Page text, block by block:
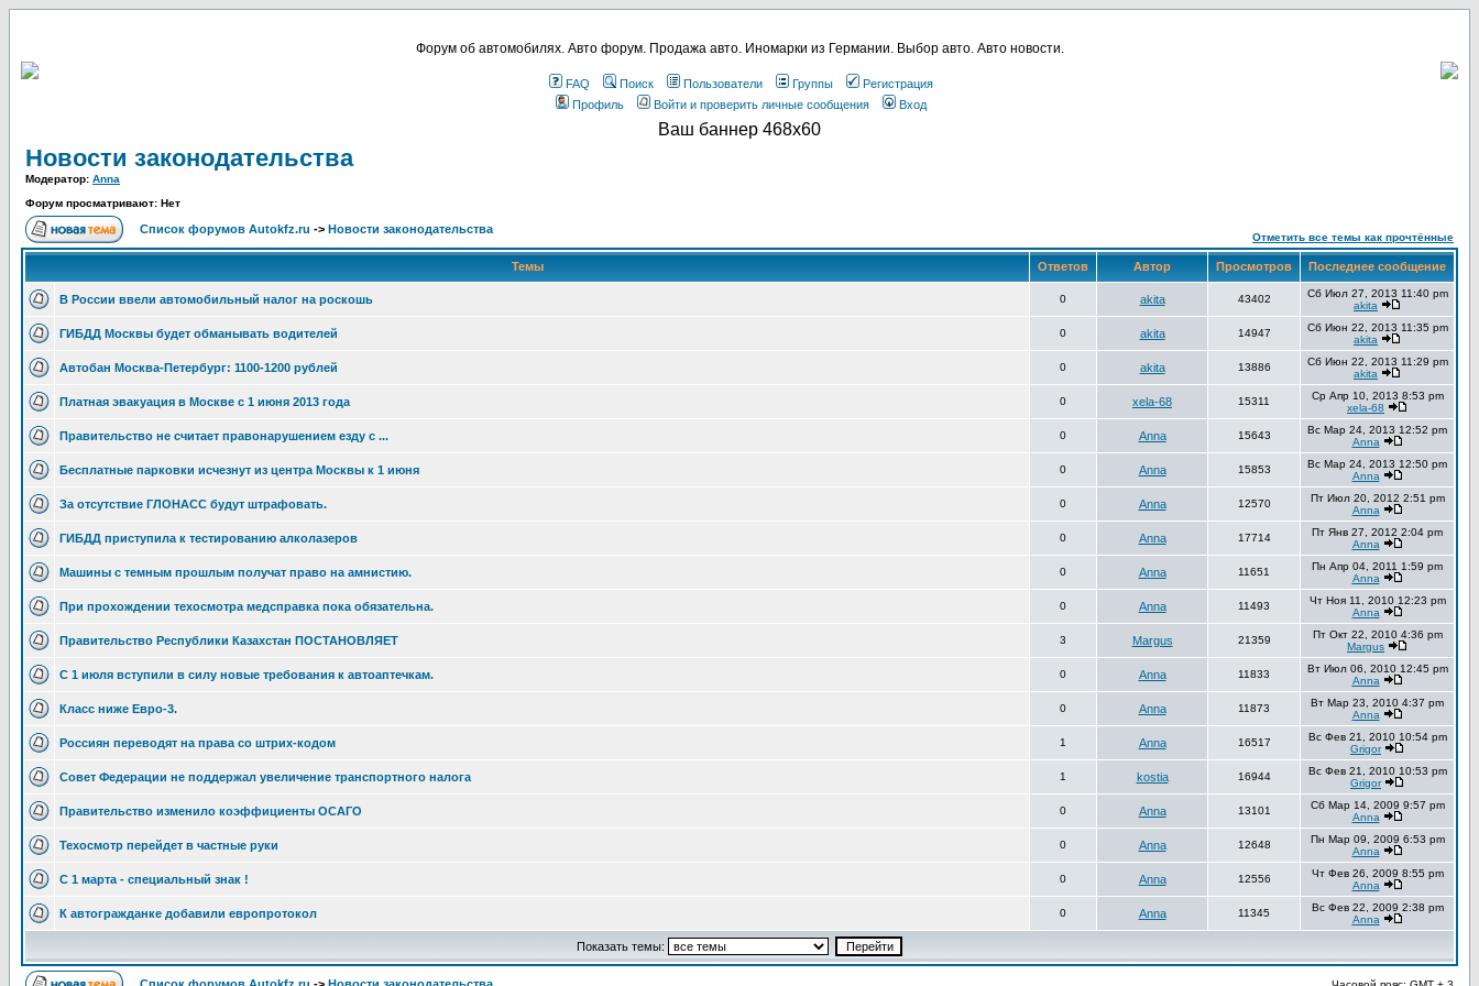
Форум об автомобилях. Авто форум. Продажа авто. Иномарки из Германии. Выбор авто. Авто новости.
FAQ Поиск Пользователи Группы
Регистрация
Профиль
Войти и проверить личные сообщения Вход
Ваш баннер 468x60
Новости законодательства
Модератор: Anna
Форум просматривают: Нет
Список форумов Autokfz.ru -> Новости законодательства
Отметить все темы как прочтённые
Темы Ответов Автор Просмотров Последнее сообщение
В России ввели автомобильный налог на роскошь 0 akita 43402
Сб Июл 27, 2013 11:40 pm
akita
ГИБДД Москвы будет обманывать водителей 0 akita 14947
Сб Июн 22, 2013 11:35 pm
akita
Автобан Москва-Петербург: 1100-1200 рублей 0 akita 13886
Сб Июн 22, 2013 11:29 pm
akita
Платная эвакуация в Москве с 1 июня 2013 года 0 xela-68 15311
Ср Апр 10, 2013 8:53 pm
xela-68
Правительство не считает правонарушением езду с ... 0 Anna 15643
Вс Мар 24, 2013 12:52 pm
Anna
Бесплатные парковки исчезнут из центра Москвы к 1 июня 0 Anna 15853
Вс Мар 24, 2013 12:50 pm
Anna
За отсутствие ГЛОНАСС будут штрафовать. 0 Anna 12570
Пт Июл 20, 2012 2:51 pm
Anna
ГИБДД приступила к тестированию алколазеров 0 Anna 17714
Пт Янв 27, 2012 2:04 pm
Anna
Машины с темным прошлым получат право на амнистию. 0 Anna 11651
Пн Апр 04, 2011 1:59 pm
Anna
При прохождении техосмотра медсправка пока обязательна. 0 Anna 11493
Чт Ноя 11, 2010 12:23 pm
Anna
Правительство Республики Казахстан ПОСТАНОВЛЯЕТ 3 Margus 21359
Пт Окт 22, 2010 4:36 pm
Margus
С 1 июля вступили в силу новые требования к автоаптечкам. 0 Anna 11833
Вт Июл 06, 2010 12:45 pm
Anna
Класс ниже Евро-3. 0 Anna 11873
Вт Мар 23, 2010 4:37 pm
Anna
Россиян переводят на права со штрих-кодом 1 Anna 16517
Вс Фев 21, 2010 10:54 pm
Grigor
Совет Федерации не поддержал увеличение транспортного налога 1 kostia 16944
Вс Фев 21, 2010 10:53 pm
Grigor
Правительство изменило коэффициенты ОСАГО 0 Anna 13101
Сб Мар 14, 2009 9:57 pm
Anna
Техосмотр перейдет в частные руки 0 Anna 12648
Пн Мар 09, 2009 6:53 pm
Anna
С 1 марта - специальный знак ! 0 Anna 12556
Чт Фев 26, 2009 8:55 pm
Anna
К автогражданке добавили европротокол 0 Anna 11345
Вс Фев 22, 2009 2:38 pm
Anna
Показать темы: